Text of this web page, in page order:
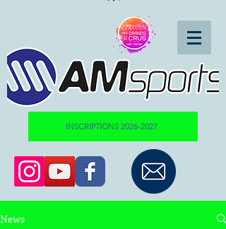
INSCRIPTIONS 2026-2027
News